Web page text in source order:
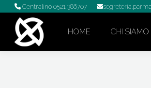
Centralino 0521 386707
HOME CHI SIAMO